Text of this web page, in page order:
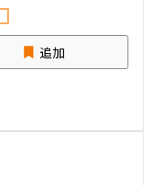
追加